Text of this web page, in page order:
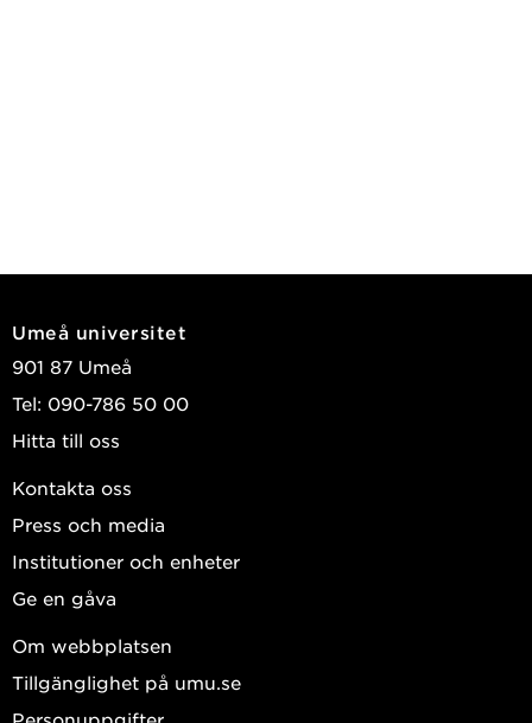
Umeå universitet
901 87 Umeå
Tel: 090-786 50 00
Hitta till oss
Kontakta oss
Press och media
Institutioner och enheter
Ge en gåva
Om webbplatsen
Tillgänglighet på umu.se